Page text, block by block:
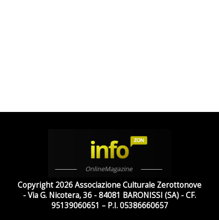
Copyright 2026 Associazione Culturale Zerottonove
- Via G. Nicotera, 36 - 84081 BARONISSI (SA) - CF.
95139060651 – P.I. 05386660657